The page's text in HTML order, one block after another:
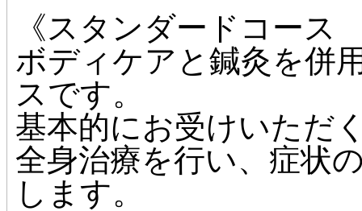
《スタンダードコース
ボディケアと鍼灸を併
スです。
基本的にお受けいただ
全身治療を行い、症状
します。